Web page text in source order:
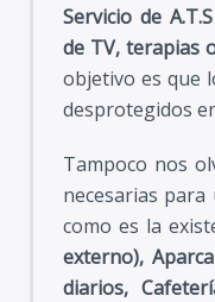
Servicio de
de TV, terapias
objetivo es que
desprotegidos
Tampoco nos
necesarias
como es la
externo),
diarios,